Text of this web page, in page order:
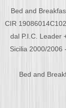
Bed and
CIR
dal P.I.C. Leader
Sicilia 2000/2006
Bed and